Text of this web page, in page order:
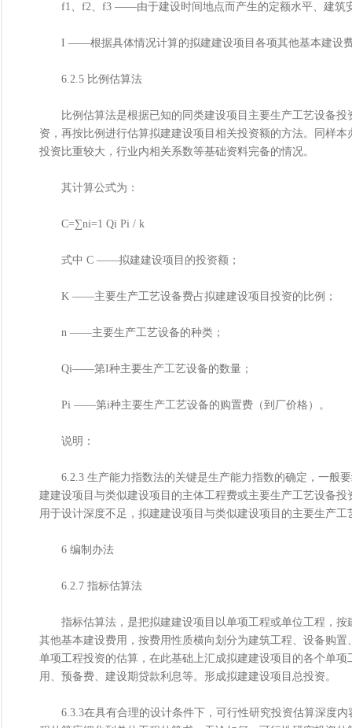
f1、f2、f3 ——由于建设时间地点而产生的定额水平、建筑
I ——根据具体情况计算的拟建建设项目各项其他基本建设
6.2.5 比例估算法
比例估算法是根据已知的同类建设项目主要生产工艺设备投
资，再按比例进行估算拟建建设项目相关投资额的方法。同样
投资比重较大，行业内相关系数等基础资料完备的情况。
其计算公式为：
C=∑ni=1 Qi Pi / k
式中 C ——拟建建设项目的投资额；
K ——主要生产工艺设备费占拟建建设项目投资的比例；
n ——主要生产工艺设备的种类；
Qi——第I种主要生产工艺设备的数量；
Pi ——第i种主要生产工艺设备的购置费（到厂价格）。
说明：
6.2.3 生产能力指数法的关键是生产能力指数的确定，一般要
建建设项目与类似建设项目的主体工程费或主要生产工艺设备
用于设计深度不足，拟建建设项目与类似建设项目的主要生产
6 编制办法
6.2.7 指标估算法
指标估算法，是把拟建建设项目以单项工程或单位工程，按
其他基本建设费用，按费用性质横向划分为建筑工程、设备购
单项工程投资的估算，在此基础上汇成拟建建设项目的各个单
用、预备费、建设期贷款利息等。形成拟建建设项目总投资。
6.3.3在具有合理的设计条件下，可行性研究投资估算深度内